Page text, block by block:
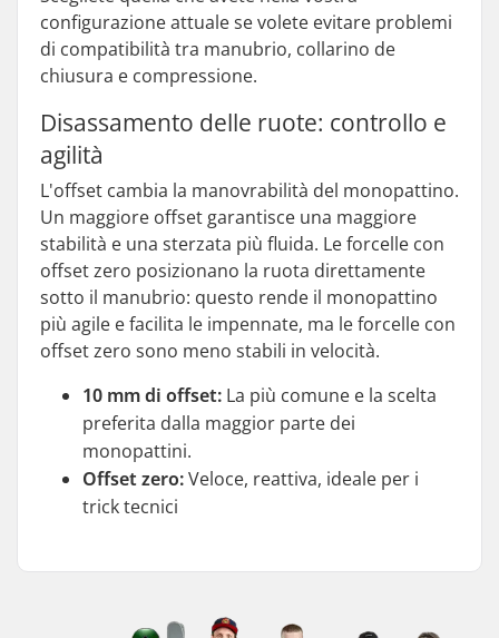
configurazione attuale se volete evitare problemi
di compatibilità tra manubrio, collarino de
chiusura e compressione.
Disassamento delle ruote: controllo e
agilità
L'offset cambia la manovrabilità del monopattino.
Un maggiore offset garantisce una maggiore
stabilità e una sterzata più fluida. Le forcelle con
offset zero posizionano la ruota direttamente
sotto il manubrio: questo rende il monopattino
più agile e facilita le impennate, ma le forcelle con
offset zero sono meno stabili in velocità.
10 mm di offset: La più comune e la scelta
preferita dalla maggior parte dei
monopattini.
Offset zero:Veloce, reattiva, ideale per i
trick tecnici